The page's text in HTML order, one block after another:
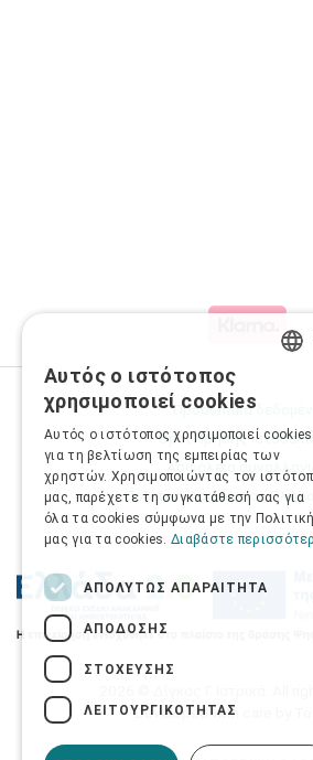
Προσωπικά δεδομένα
Όροι Χρήσης
Ασφάλεια
Πολιτική Ασφάλειας
2026 © Δίγκας Γ. Ιατρικά. All
Developed with care by
Αυτός ο ιστότοπος
χρησιμοποιεί cookies
Αυτός ο ιστότοπος χρησιμοποιεί cookies
για τη βελτίωση της εμπειρίας των
χρηστών. Χρησιμοποιώντας τον
μας, παρέχετε τη συγκατάθεσή σας για
όλα τα cookies σύμφωνα με την Πολιτική
μας για τα cookies. Διαβάστε
ΑΠΟΛΎΤΩΣ ΑΠΑΡΑΊΤΗΤΑ
ΑΠΌΔΟΣΗΣ
ΣΤΌΧΕΥΣΗΣ
ΛΕΙΤΟΥΡΓΙΚΌΤΗΤΑΣ